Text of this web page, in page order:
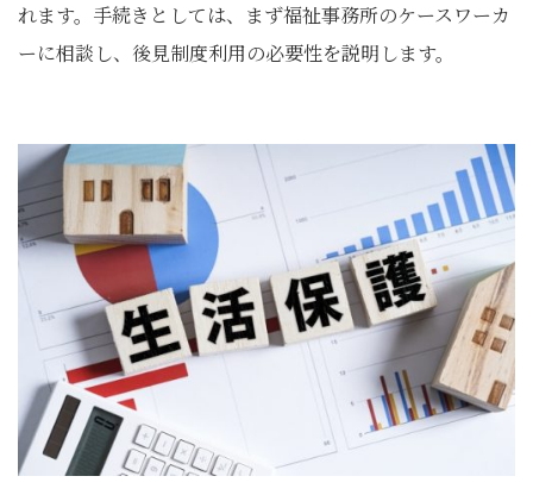
れます。手続きとしては、まず福祉事務所のケースワーカ
ーに相談し、後見制度利用の必要性を説明します。